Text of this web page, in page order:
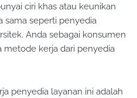
ciri khas atau keunikan
sama seperti penyedia
Anda sebagai konsumen
metode kerja dari penyedia
penyedia layanan ini adalah